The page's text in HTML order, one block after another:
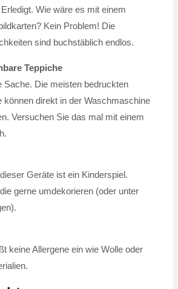
Wie wäre es mit einem
Kein Problem! Die
sind buchstäblich endlos.
Teppiche
Sache. Die meisten bedruckten
können direkt in der Waschmaschine
Versuchen Sie das mal mit einem
Geräte ist ein Kinderspiel.
gerne umdekorieren (oder unter
keine Allergene ein wie Wolle oder